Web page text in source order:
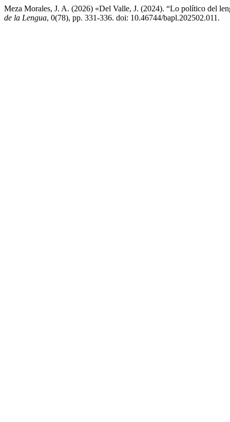
Meza Morales, J. A. (2026) «Del Valle, J. (2024). “Lo político del
de la Lengua, 0(78), pp. 331-336. doi: 10.46744/bapl.202502.011.